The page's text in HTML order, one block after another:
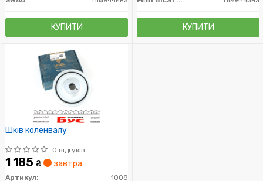
КУПИТИ КУПИТИ
Шків коленвалу
0 відгуків
1 185 ₴ завтра
Артикул:
1008